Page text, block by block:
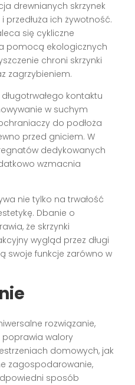
drewnianych skrzynek
ich żywotność.
się cykliczne
pomocą ekologicznych
chroni skrzynki
zagrzybieniem.
kontaktu
w suchym
do podłoża
przed gniciem. W
dedykowanych
wzmacnia
nie tylko na trwałość
Dbanie o
że skrzynki
wygląd przez długi
swoje funkcje zarówno w
rozwiązanie,
poprawia walory
domowych, jak
zagospodarowanie,
sposób